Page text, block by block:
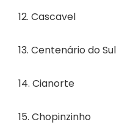
12. Cascavel
13. Centenário do Sul
14. Cianorte
15. Chopinzinho